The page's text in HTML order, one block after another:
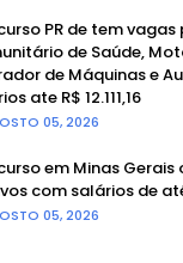
PR de tem
de Saúde,
de Máquinas e
ate R$ 12.111,16
05, 2026
em Minas
com salários de
05, 2026